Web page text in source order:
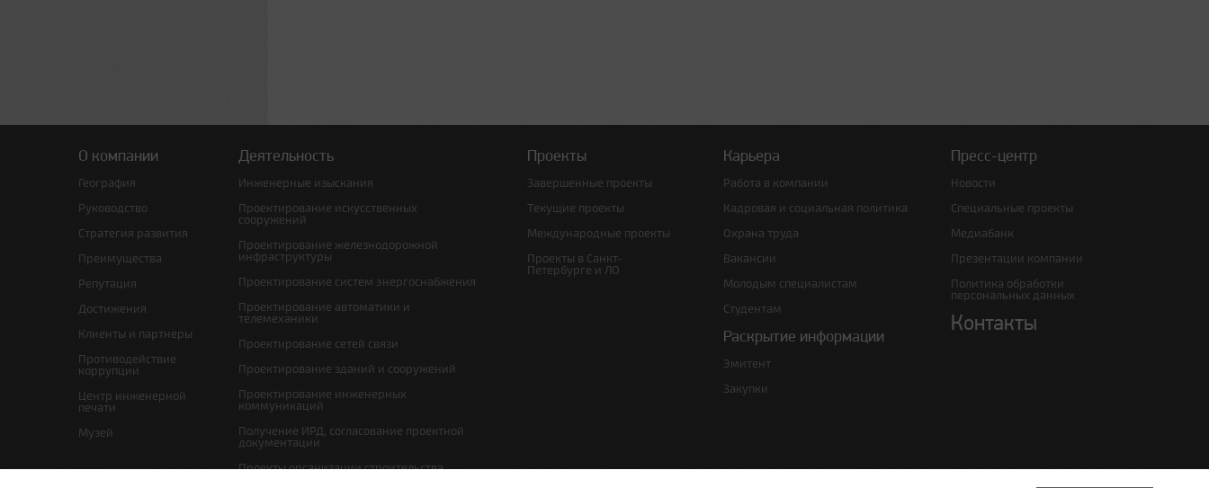
О компании
География
Руководство
Стратегия развития
Преимущества
Репутация
Достижения
Клиенты и партнеры
Противодействие
коррупции
Центр инженерной
печати
Музей
Деятельность
Инженерные изыскания
Проектирование искусственных
сооружений
Проектирование железнодорожной
инфраструктуры
Проектирование систем энергоснабжения
Проектирование автоматики и
телемеханики
Проектирование сетей связи
Проектирование зданий и сооружений
Проектирование инженерных
коммуникаций
Получение ИРД, согласование проектной
документации
Проекты организации строительства,
Проекты
Завершенные проекты
Текущие проекты
Международные проекты
Проекты в Санкт-
Петербурге и ЛО
Карьера
Работа в компании
Кадровая и социальная политика
Охрана труда
Вакансии
Молодым специалистам
Студентам
Раскрытие информации
Эмитент
Закупки
Пресс-центр
Новости
Специальные проекты
Медиабанк
Презентации компании
Политика обработки
персональных данных
Контакты